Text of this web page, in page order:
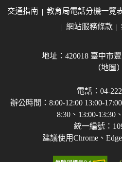
交通指南 教育局電話分機一覽
網站服務條款
地址：420018 臺中市
（地圖）
電話：04-
辦公時間：8:00-12:00 13:00-
8:30、13:00-13:30
統一編號：
建議使用Chrome、